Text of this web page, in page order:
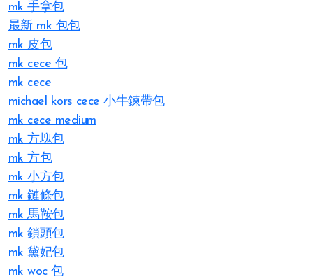
mk 手拿包
最新 mk 包包
mk 皮包
mk cece 包
mk cece
michael kors cece 小牛鍊帶包
mk cece medium
mk 方塊包
mk 方包
mk 小方包
mk 鏈條包
mk 馬鞍包
mk 鎖頭包
mk 黛妃包
mk woc 包